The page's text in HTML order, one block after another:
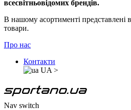
всесвітньовідомих брендів.
В нашому асортименті представлені
товари.
Про нас
Контакти
UA >
Nav switch